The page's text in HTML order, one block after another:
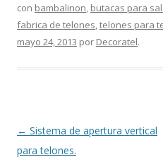
con bambalinon, butacas para
fabrica de telones,telones para
mayo 24, 2013 por Decoratel.
Navegación
de
← Sistema de apertura vertical
para telones.